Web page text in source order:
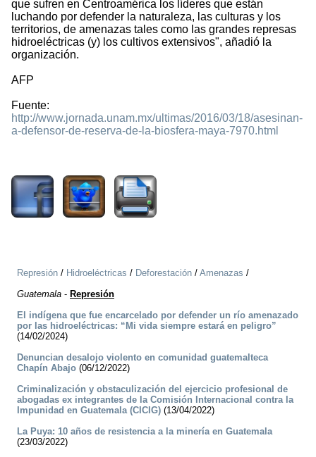
que sufren en Centroamérica los líderes que están
luchando por defender la naturaleza, las culturas y los
territorios, de amenazas tales como las grandes represas
hidroeléctricas (y) los cultivos extensivos", añadió la
organización.
AFP
Fuente:
http://www.jornada.unam.mx/ultimas/2016/03/18/asesinan-
a-defensor-de-reserva-de-la-biosfera-maya-7970.html
Represión / Hidroeléctricas / Deforestación / Amenazas /
Guatemala - Represión
El indígena que fue encarcelado por defender un río amenazado
por las hidroeléctricas: “Mi vida siempre estará en peligro”
(14/02/2024)
Denuncian desalojo violento en comunidad guatemalteca
Chapín Abajo (06/12/2022)
Criminalización y obstaculización del ejercicio profesional de
abogadas ex integrantes de la Comisión Internacional contra la
Impunidad en Guatemala (CICIG) (13/04/2022)
La Puya: 10 años de resistencia a la minería en Guatemala
(23/03/2022)